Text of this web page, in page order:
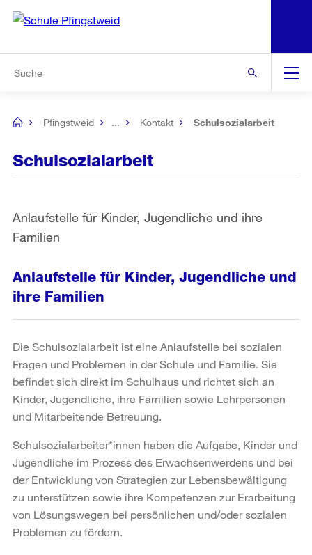
Navigation
[no
Pfingstweid ... Kontakt Schulsozialarbeit
Schulsozialarbeit
Anlaufstelle für Kinder, Jugendliche und ihre
Familien
Anlaufstelle für Kinder, Jugendliche und
ihre Familien
Die Schulsozialarbeit ist eine Anlaufstelle bei sozialen
Fragen und Problemen in der Schule und Familie. Sie
befindet sich direkt im Schulhaus und richtet sich an
Kinder, Jugendliche, ihre Familien sowie Lehrpersonen
und Mitarbeitende Betreuung.
Schulsozialarbeiter*innen haben die Aufgabe, Kinder und
Jugendliche im Prozess des Erwachsenwerdens und bei
der Entwicklung von Strategien zur Lebensbewältigung
zu unterstützen sowie ihre Kompetenzen zur Erarbeitung
von Lösungswegen bei persönlichen und/oder sozialen
Problemen zu fördern.